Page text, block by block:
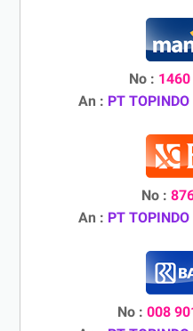
No :
An : PT
No :
An : PT
No : 008